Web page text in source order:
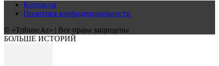
Контакты
Политика конфиденциальности
© «Tribune.kz» | Все права защищены
БОЛЬШЕ ИСТОРИЙ